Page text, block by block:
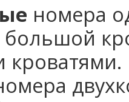
номера
кроватями.